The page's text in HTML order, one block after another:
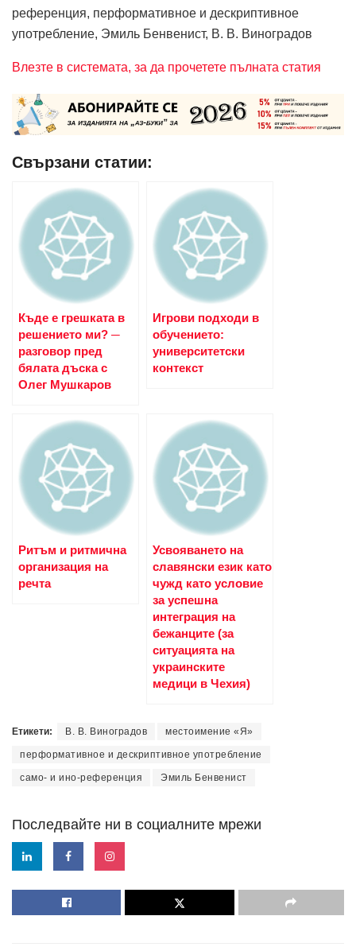
референция, перформативное и дескриптивное
употребление, Эмиль Бенвенист, В. В. Виноградов
Влезте в системата, за да прочетете пълната статия
Свързани статии:
Къде е грешката в
решението ми? ─
разговор пред
бялата дъска с
Олег Мушкаров
Игрови подходи в
обучението:
университетски
контекст
Ритъм и ритмична
организация на
речта
Усвояването на
славянски език като
чужд като условие
за успешна
интеграция на
бежанците (за
ситуацията на
украинските
медици в Чехия)
Етикети: В. В. Виноградов местоимение «Я»
перформативное и дескриптивное употребление
само- и ино-референция Эмиль Бенвенист
Последвайте ни в социалните мрежи